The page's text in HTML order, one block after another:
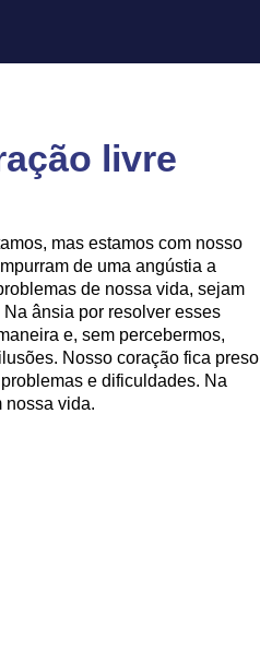
livre
mas estamos com nosso
de uma angústia a
de nossa vida, sejam
ânsia por resolver esses
e, sem percebermos,
Nosso coração fica preso
e dificuldades. Na
nossa vida.